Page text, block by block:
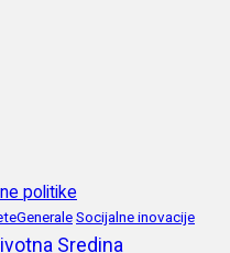
politike
Socijalne inovacije
Sredina